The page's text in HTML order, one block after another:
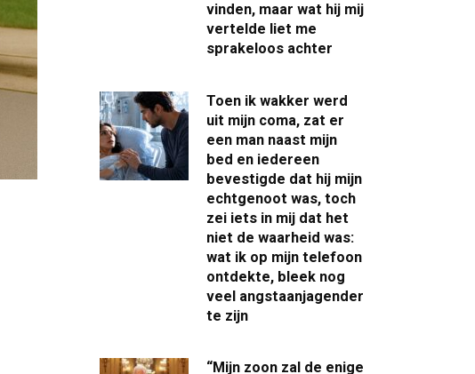
vinden, maar wat hij mij
vertelde liet me
sprakeloos achter
Toen ik wakker werd
uit mijn coma, zat er
een man naast mijn
bed en iedereen
bevestigde dat hij mijn
echtgenoot was, toch
zei iets in mij dat het
niet de waarheid was:
wat ik op mijn telefoon
ontdekte, bleek nog
veel angstaanjagender
te zijn
“Mijn zoon zal de enige